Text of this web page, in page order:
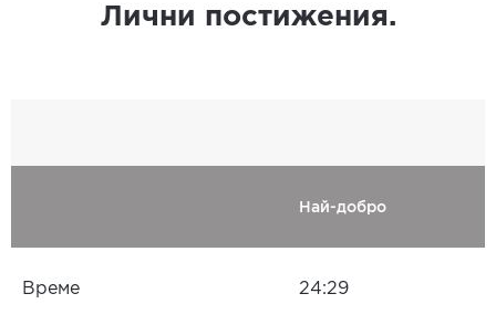
Лични постижения.
Най-добро
Време 24:29